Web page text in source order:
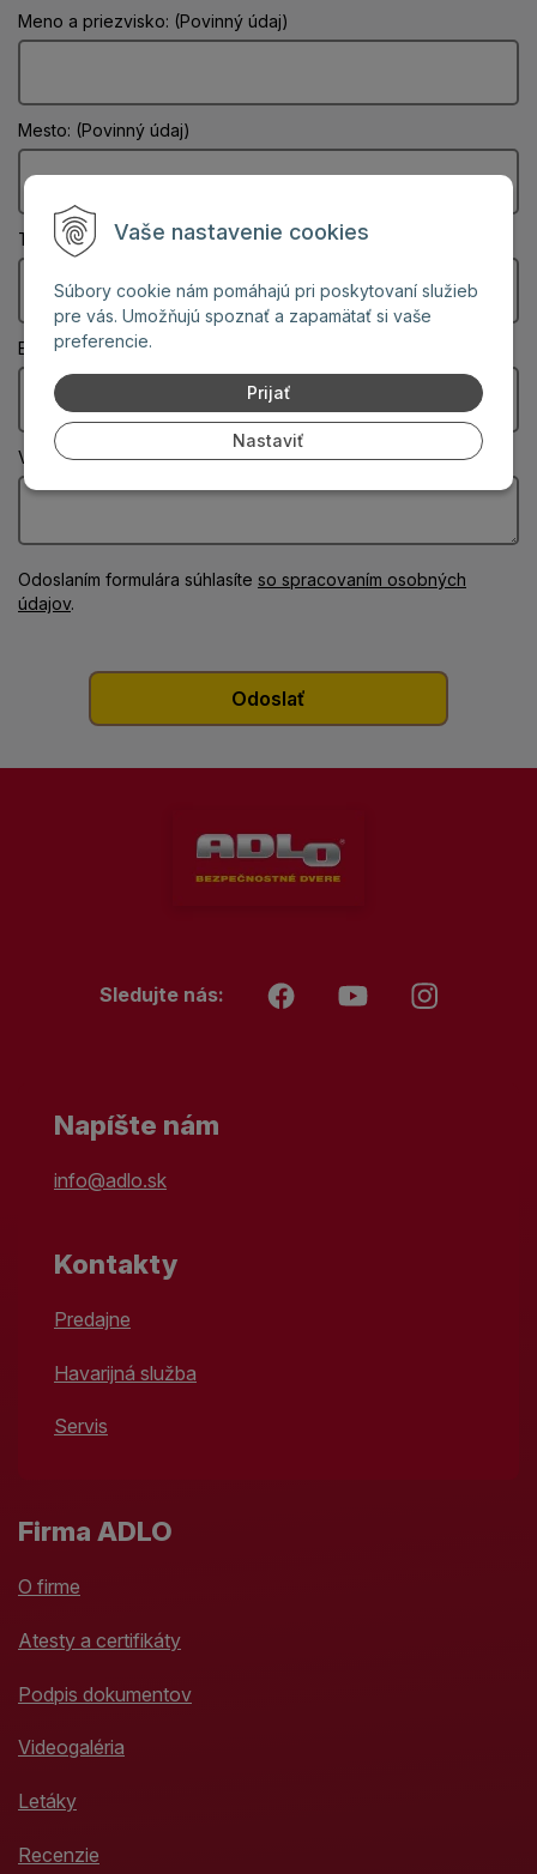
Vaše nastavenie cookies
Súbory cookie nám pomáhajú pri poskytovaní služieb
pre vás. Umožňujú spoznať a zapamätať si vaše
preferencie.
Prijať
Nastaviť
Meno a priezvisko: (Povinný údaj)
Mesto: (Povinný údaj)
Telefón:
Email: (Povinný údaj)
Vaša správa: (Povinný údaj)
Odoslaním formulára súhlasíte so spracovaním osobných
údajov.
Sledujte nás:
Napíšte nám
info@adlo.sk
Kontakty
Predajne
Havarijná služba
Servis
Firma ADLO
O firme
Atesty a certifikáty
Podpis dokumentov
Videogaléria
Letáky
Recenzie